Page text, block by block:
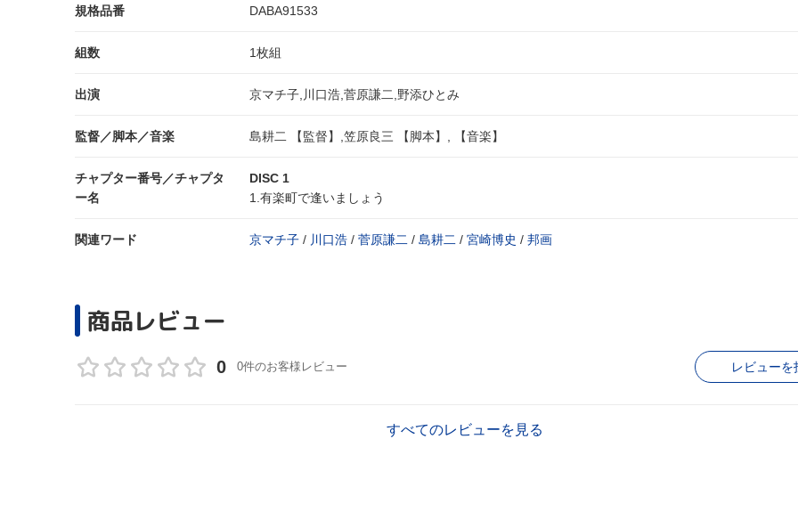
規格品番 DABA91533
組数 1枚組
出演 京マチ子,川口浩,菅原謙二,野添ひとみ
監督／脚本／音楽 島耕二 【監督】,笠原良三 【脚本】, 【音楽】
チャプター番号／チャプタ
ー名
DISC 1
1.有楽町で逢いましょう
関連ワード 京マチ子 / 川口浩 / 菅原謙二 / 島耕二 / 宮崎博史 / 邦画
商品レビュー
0 0件のお客様レビュー レビューを
すべてのレビューを見る